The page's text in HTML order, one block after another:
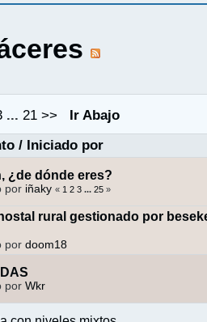
...21 >>
Ir Abajo
/ Iniciado por
¿de dónde eres?
por iñaky « 1 2 3 ... 25 »
rural gestionado por
por doom18
por Wkr